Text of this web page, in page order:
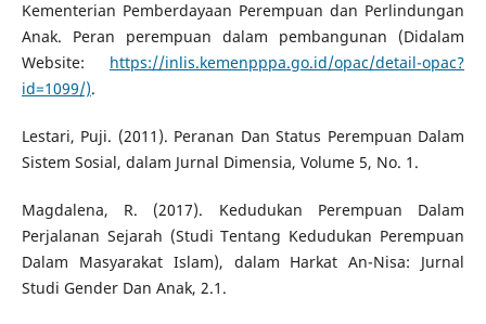
Kementerian Pemberdayaan Perempuan dan Perlindungan
Anak. Peran perempuan dalam pembangunan (Didalam
Website: https://inlis.kemenpppa.go.id/opac/detail-opac?
id=1099/).
Lestari, Puji. (2011). Peranan Dan Status Perempuan Dalam
Sistem Sosial, dalam Jurnal Dimensia, Volume 5, No. 1.
Magdalena, R. (2017). Kedudukan Perempuan Dalam
Perjalanan Sejarah (Studi Tentang Kedudukan Perempuan
Dalam Masyarakat Islam), dalam Harkat An-Nisa: Jurnal
Studi Gender Dan Anak, 2.1.